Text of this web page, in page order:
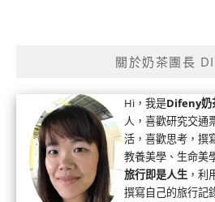
關於奶茶團長
Hi，我是Difeny奶
人，喜歡研究交通
活，喜歡思考，撰
教養美學、生命美
旅行即是人生 ，利
撰寫自己的旅行記